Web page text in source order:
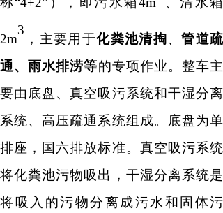
2m
3
，主要用于化粪池清掏、管道疏
通、雨水排涝等的专项作业。整车主
要由底盘、真空吸污系统和干湿分离
系统、高压疏通系统组成。底盘为单
排座，国六排放标准。真空吸污系统
将化粪池污物吸出，干湿分离系统是
将吸入的污物分离成污水和固体污